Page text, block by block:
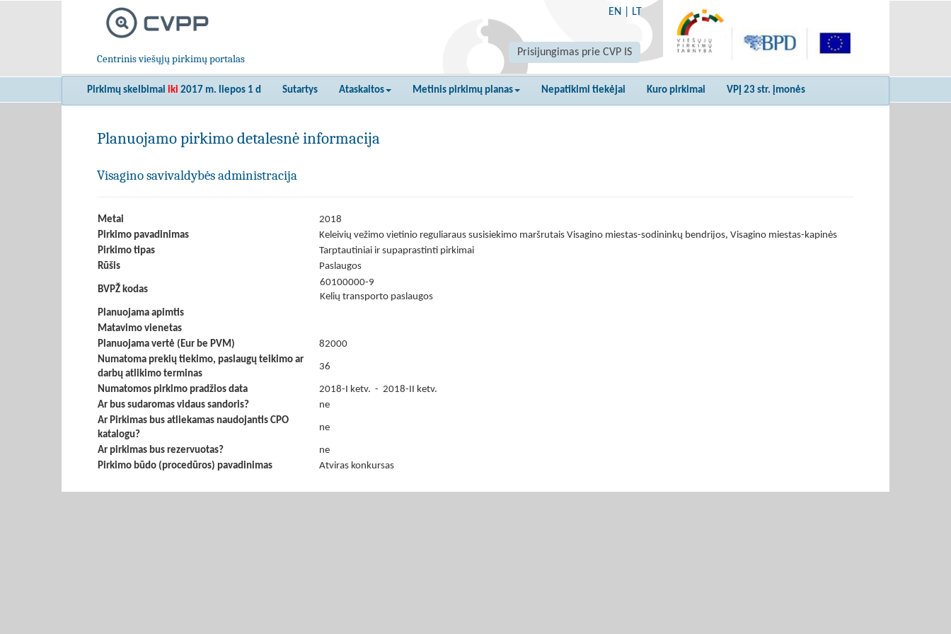
Centrinis viešųjų pirkimų portalas
EN LT
Prisijungimas prie CVP IS
Pirkimų skelbimai iki 2017 m. liepos 1 d Sutartys Ataskaitos Metinis pirkimų planas Nepatikimi tiekėjai Kuro pirkimai VPĮ 23 str. įmonės
Planuojamo pirkimo detalesnė informacija
Visagino savivaldybės administracija
Metai
2018
Pirkimo pavadinimas
Keleivių vežimo vietinio reguliaraus susisiekimo maršrutais Visagino miestas-sodininkų bendrijos, Visagino miestas-kapinės
Pirkimo tipas
Tarptautiniai ir supaprastinti pirkimai
Rūšis
Paslaugos
BVPŽ kodas
60100000-9
Kelių transporto paslaugos
Planuojama apimtis
Matavimo vienetas
Planuojama vertė (Eur be PVM)
82000
Numatoma prekių tiekimo, paslaugų teikimo ar
darbų atlikimo terminas
36
Numatomos pirkimo pradžios data
2018-I ketv. - 2018-II ketv.
Ar bus sudaromas vidaus sandoris?
ne
Ar Pirkimas bus atliekamas naudojantis CPO
katalogu?
ne
Ar pirkimas bus rezervuotas?
ne
Pirkimo būdo (procedūros) pavadinimas
Atviras konkursas